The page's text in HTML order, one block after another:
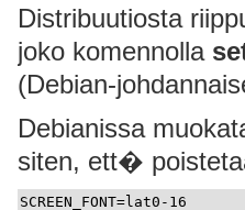
Distribuutiosta
joko komennolla
(Debian-
Debianissa
siten, ett�